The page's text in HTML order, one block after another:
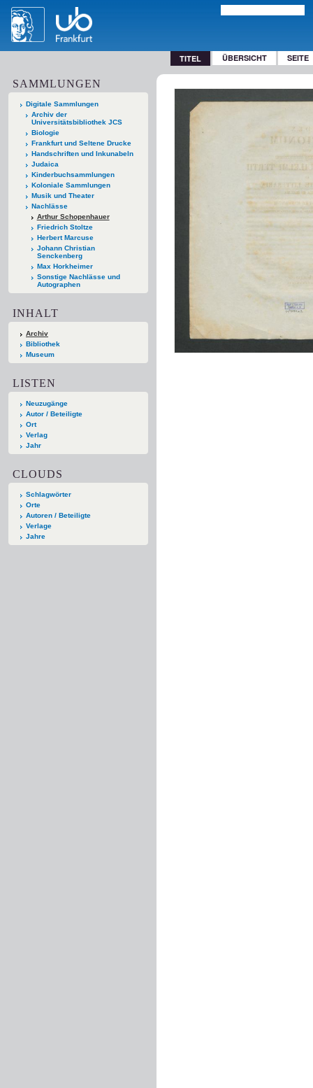
TITEL ÜBERSICHT SEITE
SAMMLUNGEN
Digitale Sammlungen
Archiv der
Universitätsbibliothek JCS
Biologie
Frankfurt und Seltene Drucke
Handschriften und Inkunabeln
Judaica
Kinderbuchsammlungen
Koloniale Sammlungen
Musik und Theater
Nachlässe
Arthur Schopenhauer
Friedrich Stoltze
Herbert Marcuse
Johann Christian
Senckenberg
Max Horkheimer
Sonstige Nachlässe und
Autographen
INHALT
Archiv
Bibliothek
Museum
LISTEN
Neuzugänge
Autor / Beteiligte
Ort
Verlag
Jahr
CLOUDS
Schlagwörter
Orte
Autoren / Beteiligte
Verlage
Jahre